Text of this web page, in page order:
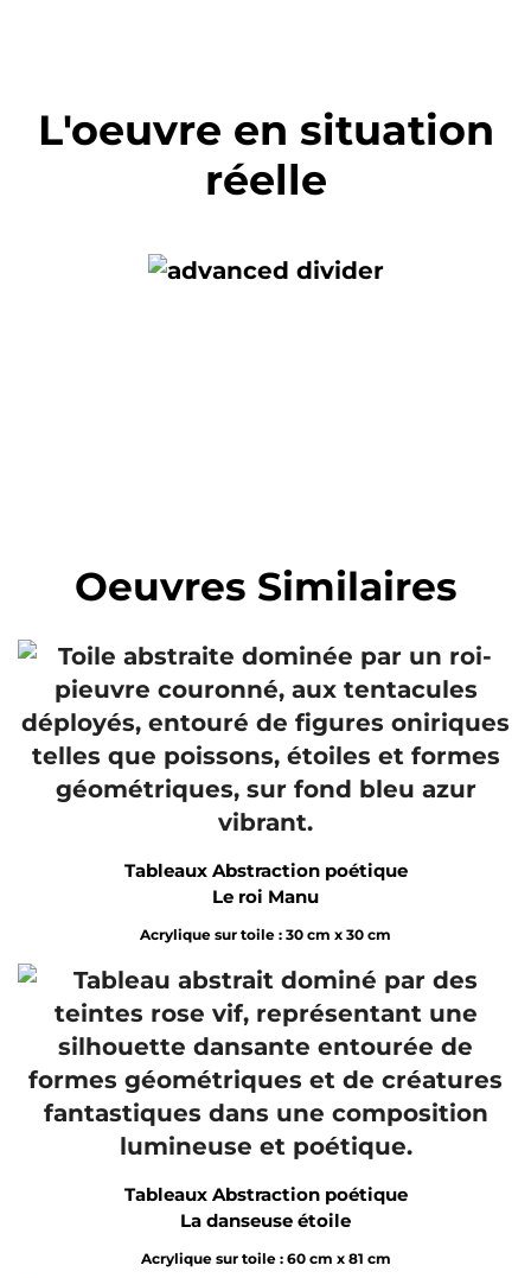
L'oeuvre en situation
réelle
Oeuvres Similaires
Tableaux Abstraction poétique
Le roi Manu
Acrylique sur toile : 30 cm x 30 cm
Tableaux Abstraction poétique
La danseuse étoile
Acrylique sur toile : 60 cm x 81 cm